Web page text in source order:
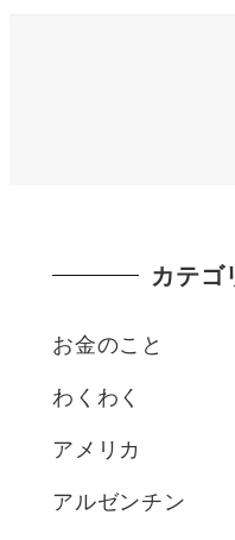
カテゴ
お金のこと
わくわく
アメリカ
アルゼンチン